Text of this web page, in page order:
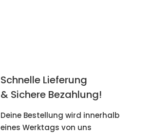
Schnelle Lieferung
& Sichere Bezahlung!
Deine Bestellung wird innerhalb
eines Werktags von uns